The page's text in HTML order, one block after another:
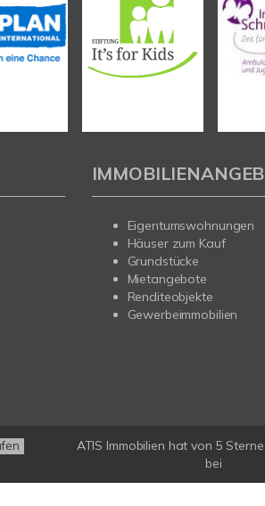
Eigentumswohnungen
Häuser zum Kauf
Grundstücke
Mietangebote
Renditeobjekte
Gewerbeimmobilien
ATIS Immobilien hatvon 5
bei